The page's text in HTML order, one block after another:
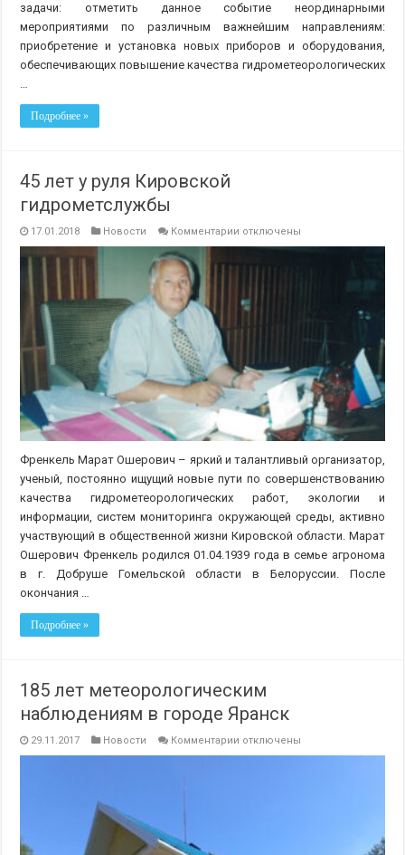
задачи: отметить данное событие неординарными
мероприятиями по различным важнейшим направлениям:
приобретение и установка новых приборов и оборудования,
обеспечивающих повышение качества гидрометеорологических
…
Подробнее »
45 лет у руля Кировской
гидрометслужбы
17.01.2018 Новости Комментарии к
лет
Кировской
гидрометслужбы
отключены
Френкель Марат Ошерович – яркий и талантливый организатор,
ученый, постоянно ищущий новые пути по совершенствованию
качества гидрометеорологических работ, экологии и
информации, систем мониторинга окружающей среды, активно
участвующий в общественной жизни Кировской области. Марат
Ошерович Френкель родился 01.04.1939 года в семье агронома
в г. Добруше Гомельской области в Белоруссии. После
окончания …
Подробнее »
185 лет метеорологическим
наблюдениям в городе Яранск
29.11.2017 Новости Комментарии котключены